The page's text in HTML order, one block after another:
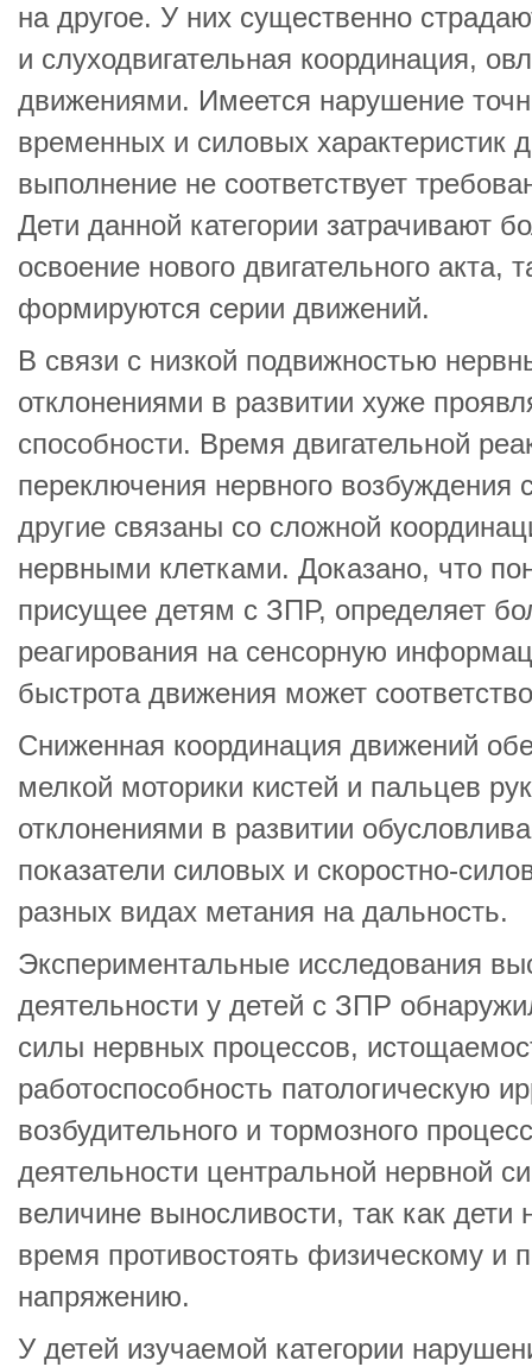
на другое. У них существенно
и слуходвигательная координация,
движениями. Имеется нарушение
временных и силовых характеристик
выполнение не соответствует
Дети данной категории затрачивают
освоение нового двигательного акта,
формируются серии движений.
В связи с низкой подвижностью
отклонениями в развитии хуже
способности. Время двигательной
переключения нервного возбуждения
другие связаны со сложной
нервными клетками. Доказано, что
присущее детям с ЗПР, определяет
реагирования на сенсорную
быстрота движения может
Сниженная координация движений
мелкой моторики кистей и пальцев
отклонениями в развитии
показатели силовых и скоростно-
разных видах метания на дальность.
Экспериментальные исследования
деятельности у детей с ЗПР
силы нервных процессов,
работоспособность патологическую
возбудительного и тормозного
деятельности центральной нервной
величине выносливости, так как дети
время противостоять физическому и
напряжению.
У детей изучаемой категории